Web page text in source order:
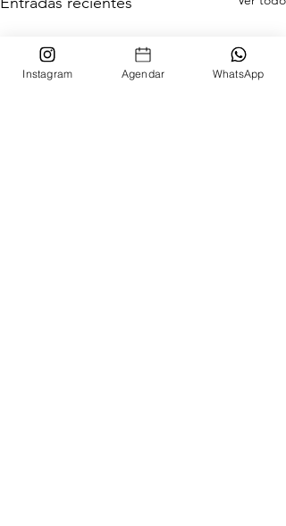
Instagram Agendar WhatsApp